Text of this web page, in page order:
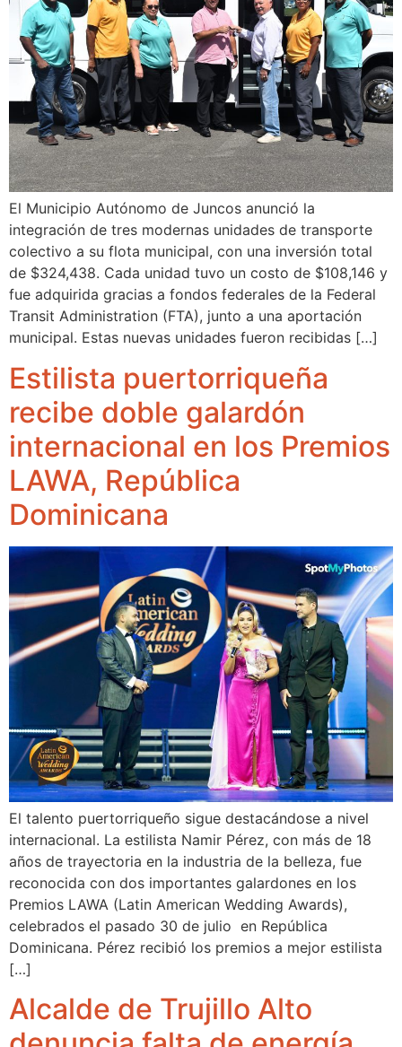
El Municipio Autónomo de Juncos anunció la
integración de tres modernas unidades de transporte
colectivo a su flota municipal, con una inversión total
de $324,438. Cada unidad tuvo un costo de $108,146 y
fue adquirida gracias a fondos federales de la Federal
Transit Administration (FTA), junto a una aportación
municipal. Estas nuevas unidades fueron recibidas […]
Estilista puertorriqueña
recibe doble galardón
internacional en los Premios
LAWA, República
Dominicana
El talento puertorriqueño sigue destacándose a nivel
internacional. La estilista Namir Pérez, con más de 18
años de trayectoria en la industria de la belleza, fue
reconocida con dos importantes galardones en los
Premios LAWA (Latin American Wedding Awards),
celebrados el pasado 30 de julio en República
Dominicana. Pérez recibió los premios a mejor estilista
[…]
Alcalde de Trujillo Alto